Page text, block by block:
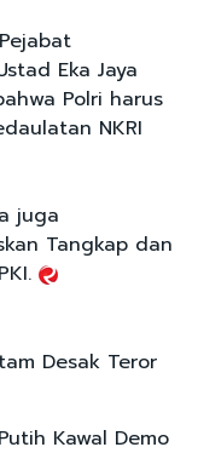
Eka Jaya
Polri harus
NKRI
juga
Tangkap dan
Desak Teror
Kawal Demo